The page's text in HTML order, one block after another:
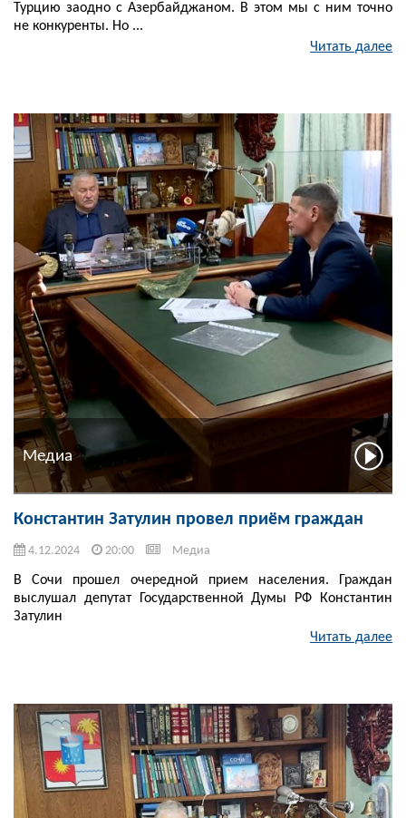
Турцию заодно с Азербайджаном. В этом мы с ним точно
не конкуренты. Но ...
Читать далее
Медиа
Константин Затулин провел приём граждан
4.12.2024 20:00 Медиа
В Сочи прошел очередной прием населения. Граждан
выслушал депутат Государственной Думы РФ Константин
Затулин
Читать далее